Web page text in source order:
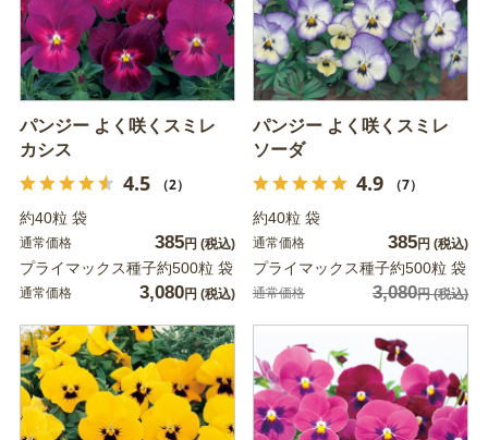
パンジー よく咲くスミレ
カシス
4.5 （2）
約40粒 袋
通常価格 385円 (税込)
プライマックス種子約500粒 袋
通常価格 3,080円 (税込)
パンジー よく咲くスミレ
ソーダ
4.9 （7）
約40粒 袋
通常価格 385円 (税込)
プライマックス種子約500粒 袋
通常価格 3,080円(税込)